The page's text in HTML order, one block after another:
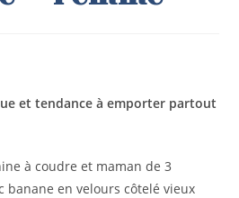
et tendance à emporter partout
à coudre et maman de 3
banane en velours côtelé vieux